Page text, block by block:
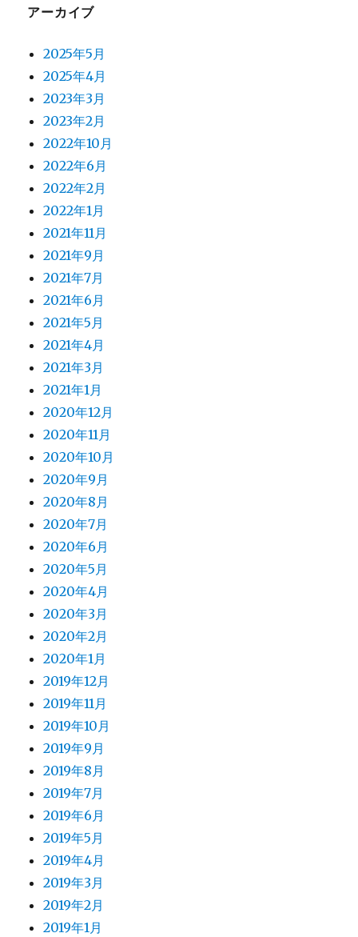
アーカイブ
2025年5月
2025年4月
2023年3月
2023年2月
2022年10月
2022年6月
2022年2月
2022年1月
2021年11月
2021年9月
2021年7月
2021年6月
2021年5月
2021年4月
2021年3月
2021年1月
2020年12月
2020年11月
2020年10月
2020年9月
2020年8月
2020年7月
2020年6月
2020年5月
2020年4月
2020年3月
2020年2月
2020年1月
2019年12月
2019年11月
2019年10月
2019年9月
2019年8月
2019年7月
2019年6月
2019年5月
2019年4月
2019年3月
2019年2月
2019年1月